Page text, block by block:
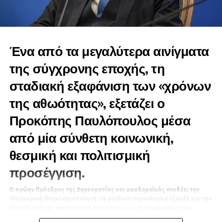
Ένα από τα μεγαλύτερα αινίγματα
της σύγχρονης εποχής, τη
σταδιακή εξαφάνιση των «χρόνων
της αθωότητας», εξετάζει ο
Προκόπης Παυλόπουλος μέσα
από μία σύνθετη κοινωνική,
θεσμική και πολιτισμική
προσέγγιση.
Ο πρώην Πρόεδρος της Δημοκρατίας και ακαδημαϊκός συνδέει την
χρονικού διαστήματος κατά το οποίο το παιδί μπορεί να